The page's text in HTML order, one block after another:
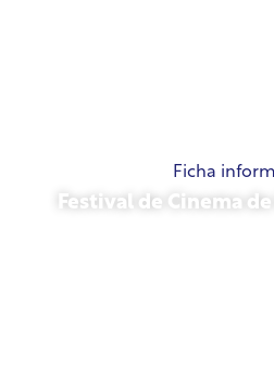
Ficha
Festival de Cinema